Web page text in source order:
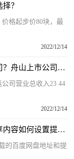
？
格起步价80块，最
2022/12/14
舟山概念股有哪些？舟山有几家上市公司？舟山上市公司名单
司营业总收入23 44
2022/12/14
百度网盘提取码如何使用？百度网盘分享内容如何设置提取码？
的百度网盘地址和提